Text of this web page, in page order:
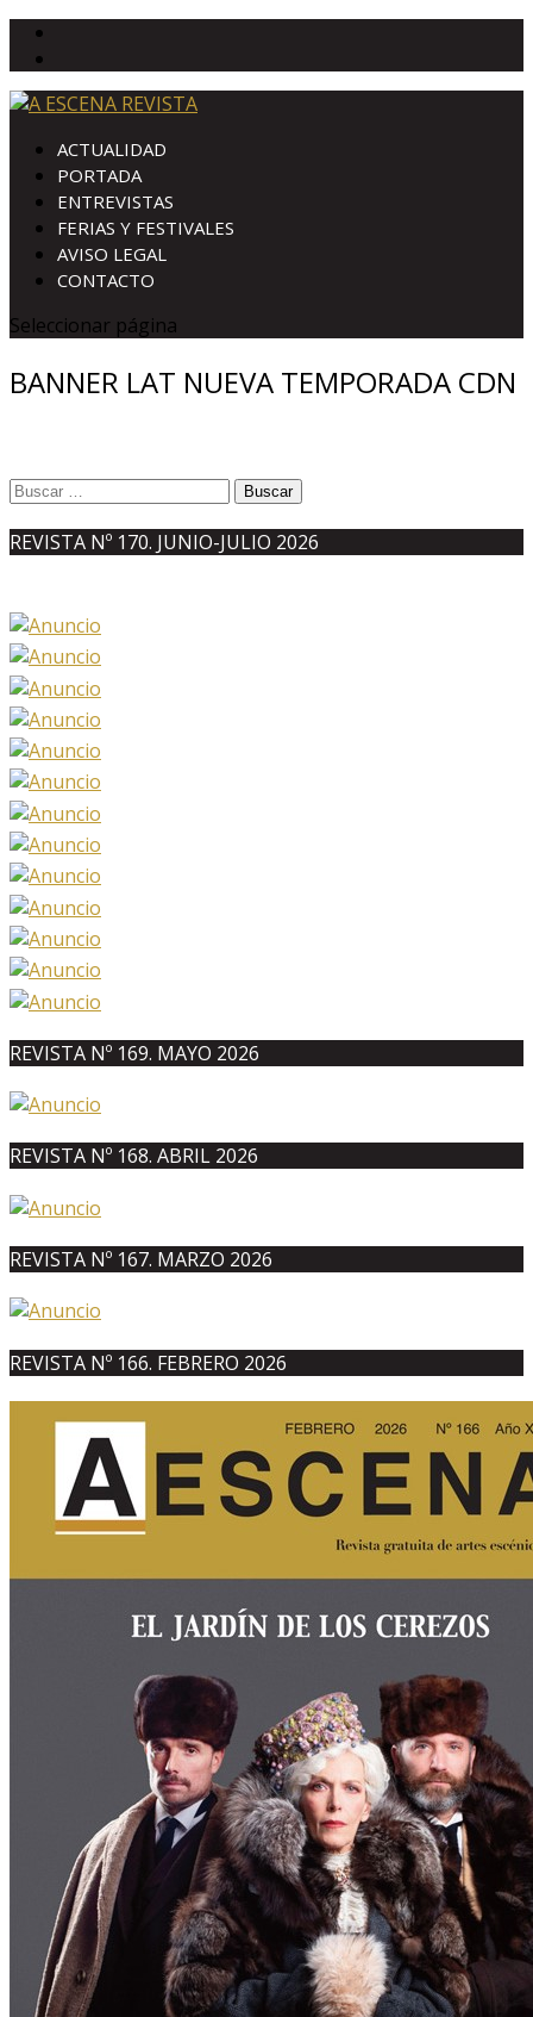
ACTUALIDAD
PORTADA
ENTREVISTAS
FERIAS Y FESTIVALES
AVISO LEGAL
CONTACTO
Seleccionar página
BANNER LAT NUEVA TEMPORADA CDN
Buscar:
REVISTA Nº 170. JUNIO-JULIO 2026
REVISTA Nº 169. MAYO 2026
REVISTA Nº 168. ABRIL 2026
REVISTA Nº 167. MARZO 2026
REVISTA Nº 166. FEBRERO 2026